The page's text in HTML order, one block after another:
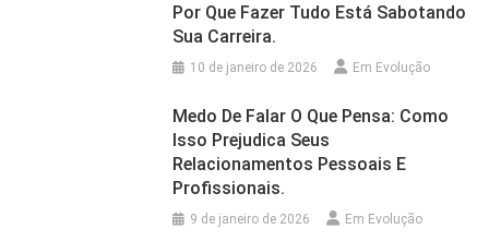
Por Que Fazer Tudo Está Sabotando
Sua Carreira.
10 de janeiro de 2026 Em Evolução
Medo De Falar O Que Pensa: Como
Isso Prejudica Seus
Relacionamentos Pessoais E
Profissionais.
9 de janeiro de 2026 Em Evolução